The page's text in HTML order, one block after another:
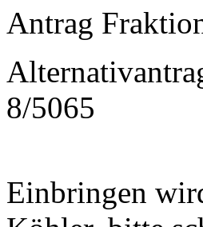
Antrag
8/5065
Einbringen